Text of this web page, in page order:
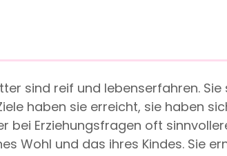
sind reif und lebenserfahren.
haben sie erreicht, sie haben
bei Erziehungsfragen oft
Wohl und das ihres Kindes. Sie